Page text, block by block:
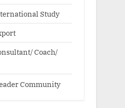
Study
Coach/
Community